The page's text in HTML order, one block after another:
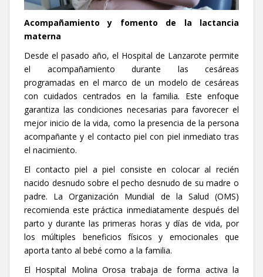
Acompañamiento y fomento de la lactancia
materna
Desde el pasado año, el Hospital de Lanzarote permite
el acompañamiento durante las cesáreas
programadas en el marco de un modelo de cesáreas
con cuidados centrados en la familia. Este enfoque
garantiza las condiciones necesarias para favorecer el
mejor inicio de la vida, como la presencia de la persona
acompañante y el contacto piel con piel inmediato tras
el nacimiento.
El contacto piel a piel consiste en colocar al recién
nacido desnudo sobre el pecho desnudo de su madre o
padre. La Organización Mundial de la Salud (OMS)
recomienda este práctica inmediatamente después del
parto y durante las primeras horas y días de vida, por
los múltiples beneficios físicos y emocionales que
aporta tanto al bebé como a la familia.
El Hospital Molina Orosa trabaja de forma activa la